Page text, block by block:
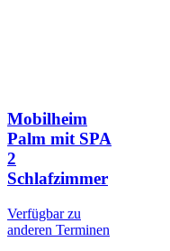
Mobilheim
Palm mit SPA
2
Schlafzimmer
Verfügbar zu
anderen Terminen